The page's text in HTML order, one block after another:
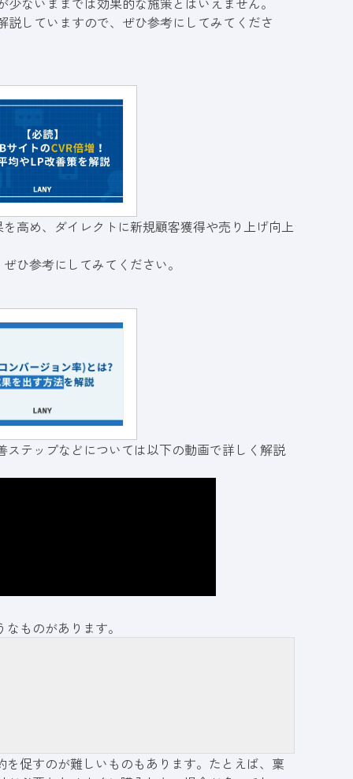
していますので、ぜひ参考にしてみてくださ
高め、ダイレクトに新規顧客獲得や売り上げ向上
ひ参考にしてみてください。
テップなどについては以下の動画で詳しく解説
ものがあります。
促すのが難しいものもあります。たとえば、稟